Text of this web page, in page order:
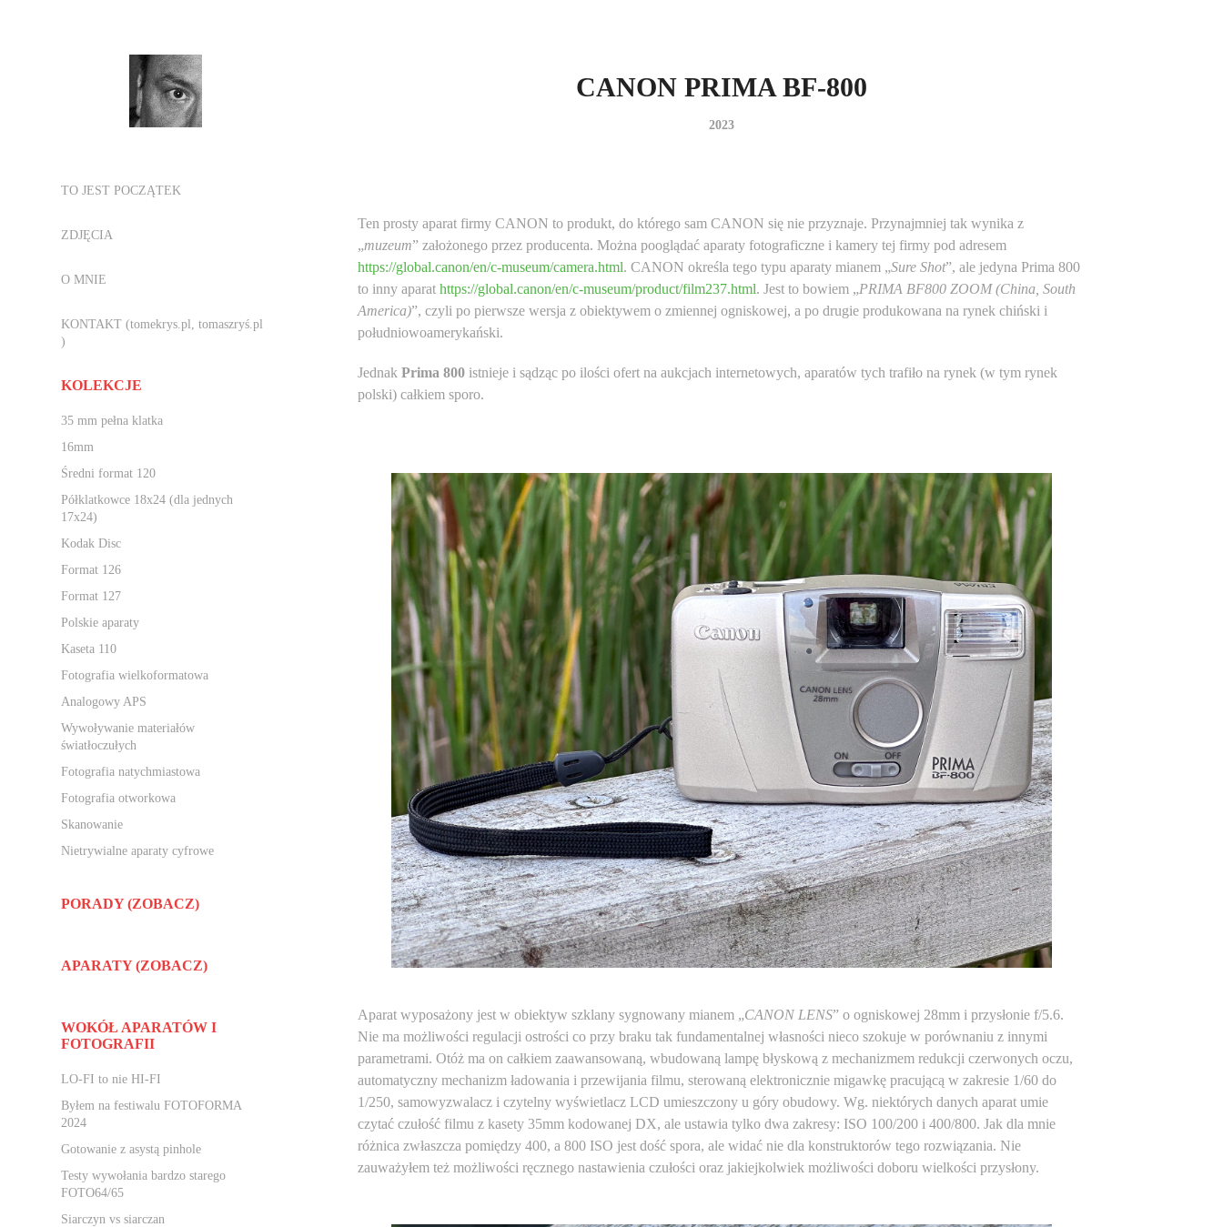
TO JEST POCZĄTEK
ZDJĘCIA
O MNIE
KONTAKT (tomekrys.pl, tomaszryś.pl
)
KOLEKCJE
35 mm pełna klatka
16mm
Średni format 120
Półklatkowce 18x24 (dla jednych
17x24)
Kodak Disc
Format 126
Format 127
Polskie aparaty
Kaseta 110
Fotografia wielkoformatowa
Analogowy APS
Wywoływanie materiałów
światłoczułych
Fotografia natychmiastowa
Fotografia otworkowa
Skanowanie
Nietrywialne aparaty cyfrowe
PORADY (ZOBACZ)
APARATY (ZOBACZ)
WOKÓŁ APARATÓW I
FOTOGRAFII
LO-FI to nie HI-FI
Byłem na festiwalu FOTOFORMA
2024
Gotowanie z asystą pinhole
Testy wywołania bardzo starego
FOTO64/65
Siarczyn vs siarczan
CANON PRIMA BF-800
2023
Ten prosty aparat firmy CANON to produkt, do którego sam CANON się nie przyznaje. Przynajmniej tak wynika z
„muzeum” założonego przez producenta. Można pooglądać aparaty fotograficzne i kamery tej firmy pod adresem
https://global.canon/en/c-museum/camera.html. CANON określa tego typu aparaty mianem „Sure Shot”, ale jedyna Prima 800
to inny aparat https://global.canon/en/c-museum/product/film237.html. Jest to bowiem „PRIMA BF800 ZOOM (China, South
America)”, czyli po pierwsze wersja z obiektywem o zmiennej ogniskowej, a po drugie produkowana na rynek chiński i
południowoamerykański.
Jednak Prima 800istnieje i sądząc po ilości ofert na aukcjach internetowych, aparatów tych trafiło na rynek (w tym rynek
polski) całkiem sporo.
Aparat wyposażony jest w obiektyw szklany sygnowany mianem „CANON LENS” o ogniskowej 28mm i przysłonie f/5.6.
Nie ma możliwości regulacji ostrości co przy braku tak fundamentalnej własności nieco szokuje w porównaniu z innymi
parametrami. Otóż ma on całkiem zaawansowaną, wbudowaną lampę błyskową z mechanizmem redukcji czerwonych oczu,
automatyczny mechanizm ładowania i przewijania filmu, sterowaną elektronicznie migawkę pracującą w zakresie 1/60 do
1/250, samowyzwalacz i czytelny wyświetlacz LCD umieszczony u góry obudowy. Wg. niektórych danych aparat umie
czytać czułość filmu z kasety 35mm kodowanej DX, ale ustawia tylko dwa zakresy: ISO 100/200 i 400/800. Jak dla mnie
różnica zwłaszcza pomiędzy 400, a 800 ISO jest dość spora, ale widać nie dla konstruktorów tego rozwiązania. Nie
zauważyłem też możliwości ręcznego nastawienia czułości oraz jakiejkolwiek możliwości doboru wielkości przysłony.